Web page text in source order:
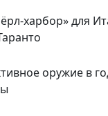
харбор» для
оружие в